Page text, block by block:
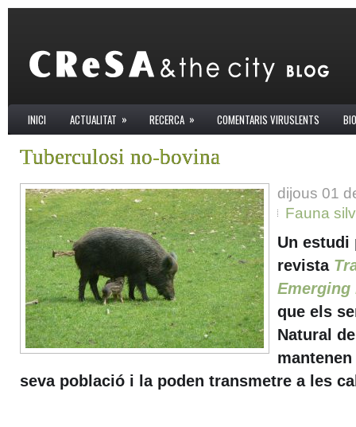
INICI ACTUALITAT » RECERCA » COMENTARIS VIRUSLENTS
Tuberculosi no-bovina
dijous 01
Fauna
Un estudi
revista
Emerging
que els
Natural
seva població i la poden transmetre a les